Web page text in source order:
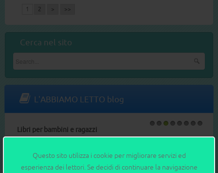
Questo sito utilizza i cookie per migliorare servizi ed
esperienza dei lettori. Se decidi di continuare la navigazione
1 2 > >>
Cerca nel sito
L'ABBIAMO LETTO blog
Libri per bambini e ragazzi